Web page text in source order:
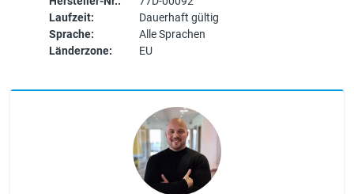
Laufzeit:
Dauerhaft gültig
Sprache:
Alle Sprachen
Länderzone:
EU